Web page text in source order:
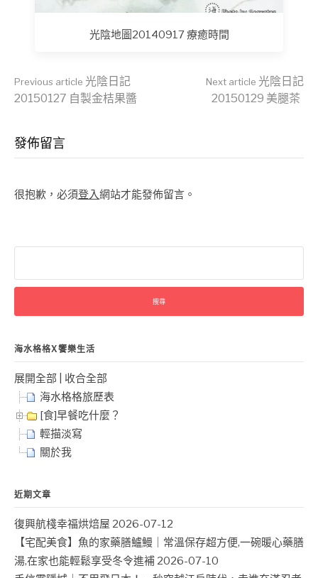
光陰地圖20140917 療癒時間
Continue
Reading
Previous article 光陰日記
20150127 自製金桔果醬
Next article 光陰日記
20150129 美腿茶
發佈留言
很抱歉，必須登入網站才能發佈留言。
關
字:
海水格格X饗樂生活
展開全部
收合全部
海水格格旅歷表
[食]早餐吃什麼？
輕描淡寫
關於我
近期文章
復興航棧幸福烘焙屋 2026-07-12
【宅配美食】魚的家藥膳鱸鰻｜常溫保存超方便,一碗暖心藥膳
湯,在家也能輕鬆享受冬令進補 2026-07-10